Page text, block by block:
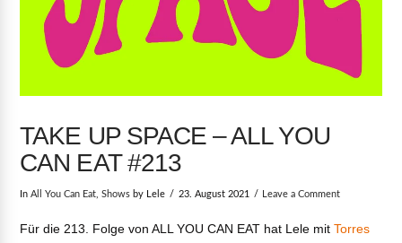
TAKE UP SPACE – ALL YOU
CAN EAT #213
InAll You Can Eat ,Shows by Lele 23. August 2021 Leave a Comment
Für die 213. Folge von ALL YOU CAN EAT hat Lele mitTorres